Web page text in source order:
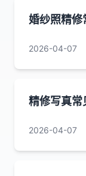
婚纱照精修
2026-04-07
精修写真常
2026-04-07